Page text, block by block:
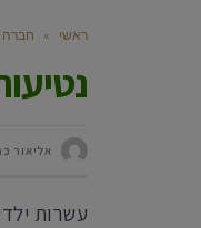
ראשי » חברה
עשרות